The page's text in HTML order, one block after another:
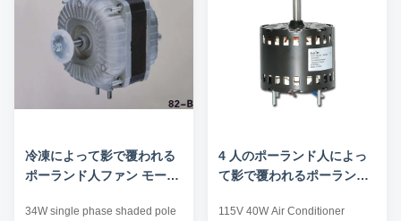
冷凍によって影で覆われる
ポーランド人ファン モータ
34W single phase shaded pole
4 人のポーランド人によっ
て影で覆われるポーランド
115V 40W Air Conditioner